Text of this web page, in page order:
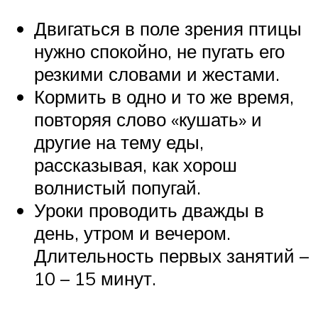
Двигаться в поле зрения птицы
нужно спокойно, не пугать его
резкими словами и жестами.
Кормить в одно и то же время,
повторяя слово «кушать» и
другие на тему еды,
рассказывая, как хорош
волнистый попугай.
Уроки проводить дважды в
день, утром и вечером.
Длительность первых занятий –
10 – 15 минут.